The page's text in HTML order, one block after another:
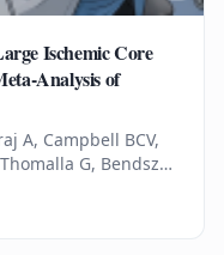
Ischemic Core
Analysis of
A, Campbell BCV,
G, Bendszus